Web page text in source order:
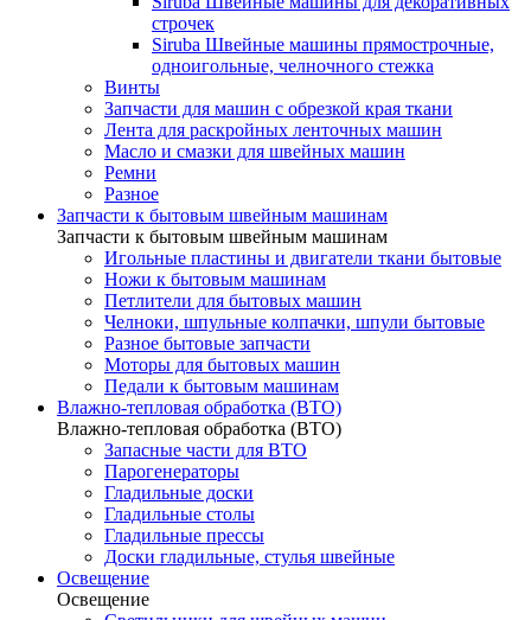
строчек
Siruba Швейные машины прямострочные,
одноигольные, челночного стежка
Винты
Запчасти для машин с обрезкой края ткани
Лента для раскройных ленточных машин
Масло и смазки для швейных машин
Ремни
Разное
Запчасти к бытовым швейным машинам
Запчасти к бытовым швейным машинам
Игольные пластины и двигатели ткани бытовые
Ножи к бытовым машинам
Петлители для бытовых машин
Челноки, шпульные колпачки, шпули бытовые
Разное бытовые запчасти
Моторы для бытовых машин
Педали к бытовым машинам
Влажно-тепловая обработка (ВТО)
Влажно-тепловая обработка (ВТО)
Запасные части для ВТО
Парогенераторы
Гладильные доски
Гладильные столы
Гладильные прессы
Доски гладильные, стулья швейные
Освещение
Освещение